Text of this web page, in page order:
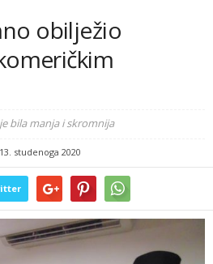
obilježio
bila manja i skromnija
13. studenoga 2020